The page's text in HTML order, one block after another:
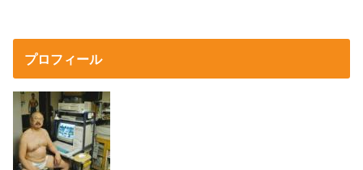
プロフィール